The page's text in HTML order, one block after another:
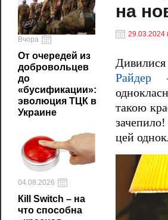
Вчора
От очередей из
добровольцев
до
«бусификации»:
эволюция ТЦК в
Украине
04.08.2026
Кill Switch – на
что способна
на
29.03.2024
Райдер –
такою
цей